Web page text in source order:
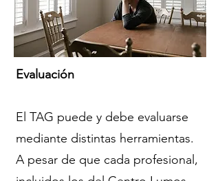
Evaluación
El TAG puede y debe evaluarse
mediante distintas herramientas.
A pesar de que cada profesional,